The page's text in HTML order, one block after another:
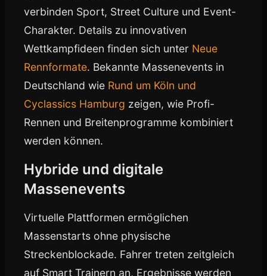
verbinden Sport, Street Culture und Event-
Charakter. Details zu innovativen
Wettkampfideen finden sich unter Neue
Rennformate. Bekannte Massenevents in
Deutschland wie Rund um Köln und
Cyclassics Hamburg zeigen, wie Profi-
Rennen und Breitenprogramme kombiniert
werden können.
Hybride und digitale
Massenevents
Virtuelle Plattformen ermöglichen
Massenstarts ohne physische
Streckenblockade. Fahrer treten zeitgleich
auf Smart Trainern an, Ergebnisse werden